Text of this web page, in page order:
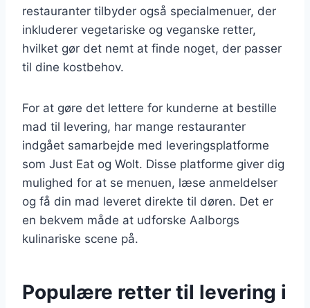
restauranter tilbyder også specialmenuer, der
inkluderer vegetariske og veganske retter,
hvilket gør det nemt at finde noget, der passer
til dine kostbehov.
For at gøre det lettere for kunderne at bestille
mad til levering, har mange restauranter
indgået samarbejde med leveringsplatforme
som Just Eat og Wolt. Disse platforme giver dig
mulighed for at se menuen, læse anmeldelser
og få din mad leveret direkte til døren. Det er
en bekvem måde at udforske Aalborgs
kulinariske scene på.
Populære retter til levering i